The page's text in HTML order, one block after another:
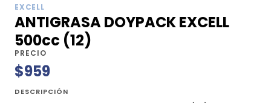
EXCELL
ANTIGRASA DOYPACK EXCELL
500cc (12)
PRECIO
$959
DESCRIPCIÓN